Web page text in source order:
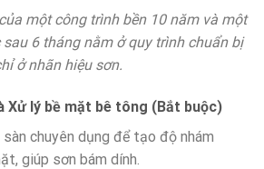
một công trình bền 10 năm và một
6 tháng nằm ở quy trình chuẩn bị
ở nhãn hiệu sơn.
Xử lý bề mặt bê tông (Bắt buộc)
chuyên dụng để tạo độ nhám
giúp sơn bám dính.